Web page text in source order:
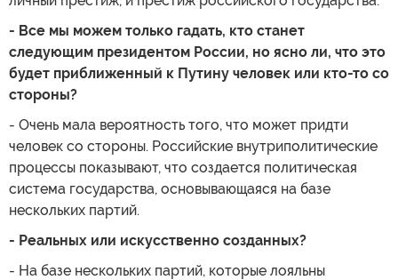
- Все мы можем только гадать, кто станет
следующим президентом России, но ясно ли, что это
будет приближенный к Путину человек или кто-то со
стороны?
- Очень мала вероятность того, что может придти
человек со стороны. Российские внутриполитические
процессы показывают, что создается политическая
система государства, основывающаяся на базе
нескольких партий.
- Реальных или искусственно созданных?
- На базе нескольких партий, которые лояльны